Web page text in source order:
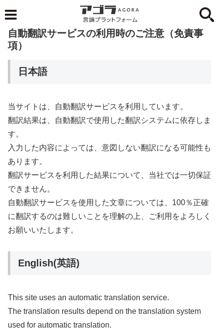
自動翻訳サービスの利用時のご注意（免責事
項）
日本語
当サイトは、自動翻訳サービスを利用しています。
翻訳結果は、自動翻訳で使用した翻訳システムに依存しま
す。
入力した内容によっては、意図しない翻訳になる可能性も
あります。
翻訳サービスを利用した結果について、当社では一切保証
できません。
自動翻訳サービスを使用した文章については、100％正確
に翻訳するのは難しいことを理解の上、ご利用をよろしく
お願いいたします。
English(英語)
This site uses an automatic translation service.
The translation results depend on the translation system
used for automatic translation.